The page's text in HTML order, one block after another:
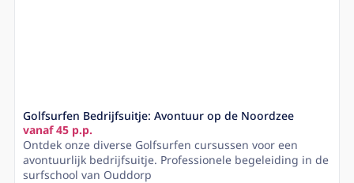
Golfsurfen Bedrijfsuitje: Avontuur op de Noordzee
vanaf 45 p.p.
Ontdek onze diverse Golfsurfen cursussen voor een
avontuurlijk bedrijfsuitje. Professionele begeleiding in de
surfschool van Ouddorp